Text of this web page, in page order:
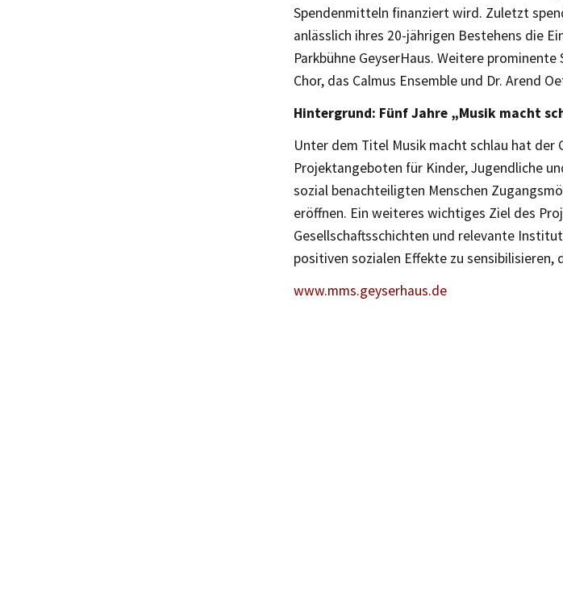
Spendenmitteln finanziert wird. Zuletzt
anlässlich ihres 20-jährigen Bestehens die
Parkbühne GeyserHaus. Weitere
Chor, das Calmus Ensemble und Dr. Arend
Hintergrund: Fünf Jahre „Musik macht
Unter dem Titel Musik macht schlau hat der
Projektangeboten für Kinder, Jugendliche
sozial benachteiligten Menschen
eröffnen. Ein weiteres wichtiges Ziel des
Gesellschaftsschichten und relevante
positiven sozialen Effekte zu
www.mms.geyserhaus.de